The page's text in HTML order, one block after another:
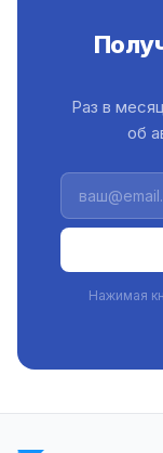
Раз в
об
Нажимая